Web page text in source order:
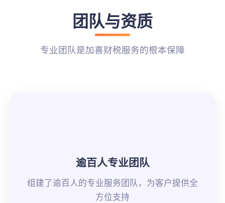
团队与资质
专业团队是加喜财税服务的根本保障
逾百人专业团队
组建了逾百人的专业服务团队，为客户提供全
方位支持